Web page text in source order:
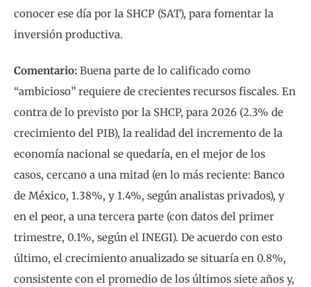
conocer ese día por la SHCP (SAT), para fomentar la
inversión productiva.
Comentario: Buena parte de lo calificado como
“ambicioso” requiere de crecientes recursos fiscales. En
contra de lo previsto por la SHCP, para 2026 (2.3% de
crecimiento del PIB), la realidad del incremento de la
economía nacional se quedaría, en el mejor de los
casos, cercano a una mitad (en lo más reciente: Banco
de México, 1.38%, y 1.4%, según analistas privados), y
en el peor, a una tercera parte (con datos del primer
trimestre, 0.1%, según el INEGI). De acuerdo con esto
último, el crecimiento anualizado se situaría en 0.8%,
consistente con el promedio de los últimos siete años y,